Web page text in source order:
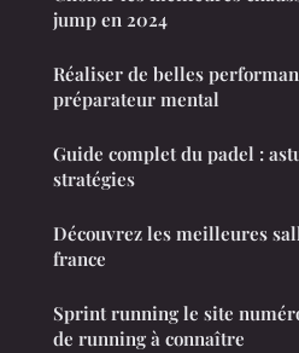
jump en 2024
Réaliser de belles
préparateur mental
Guide complet du padel :
stratégies
Découvrez les meilleures
france
Sprint running le site
de running à connaître